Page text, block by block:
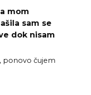
mom
sam se
dok nisam
ponovo čujem